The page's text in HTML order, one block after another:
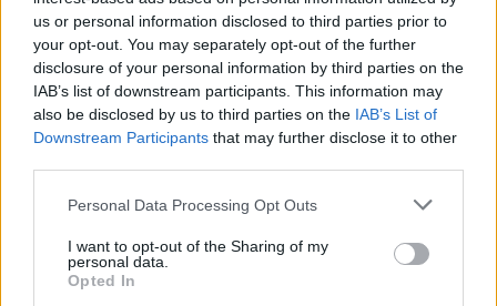
us or personal information disclosed to third parties prior to
your opt-out. You may separately opt-out of the further
disclosure of your personal information by third parties on the
IAB’s list of downstream participants. This information may
also be disclosed by us to third parties on the IAB’s List of
Downstream Participants that may further disclose it to other
Personal Data Processing Opt Outs
I want to opt-out of the Sharing of my
personal data.
Opted In
Για την εισαγωγή στα Πρότυπα, το σύνολο των
ερωτήσεων είναι 40: 20 για τα Μαθηματικά
και 20 για την κατανόηση κειμένου της
Ελληνικής Γλώσσας.
Για την εισαγωγή στα Πρότυπα Εκκλησιαστικά
Σχολεία, το σύνολο των ερωτήσεων είναι 60:
20 για τα Μαθηματικά, 20 για την κατανόηση
Θρησκευτικά.
Όλες οι ερωτήσεις είναι πολλαπλής επιλογής